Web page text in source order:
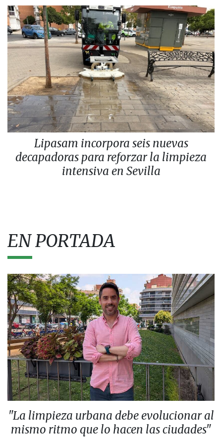
Lipasam incorpora seis nuevas
decapadoras para reforzar la limpieza
intensiva en Sevilla
EN PORTADA
"La limpieza urbana debe evolucionar al
mismo ritmo que lo hacen las ciudades"